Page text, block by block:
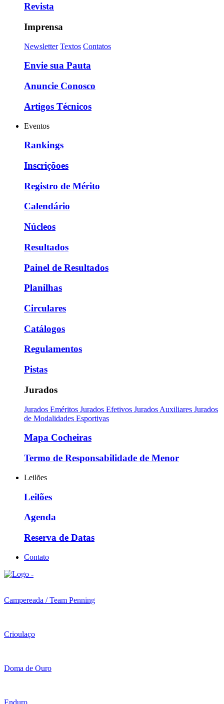
Revista
Imprensa
Newsletter Textos Contatos
Envie sua Pauta
Anuncie Conosco
Artigos Técnicos
Eventos
Rankings
Inscriçõoes
Registro de Mérito
Calendário
Núcleos
Resultados
Painel de Resultados
Planilhas
Circulares
Catálogos
Regulamentos
Pistas
Jurados
Jurados Eméritos Jurados Efetivos Jurados Auxiliares Jurados
de Modalidades Esportivas
Mapa Cocheiras
Termo de Responsabilidade de Menor
Leilões
Leilões
Agenda
Reserva de Datas
Contato
Campereada / Team Penning
Crioulaço
Doma de Ouro
Enduro